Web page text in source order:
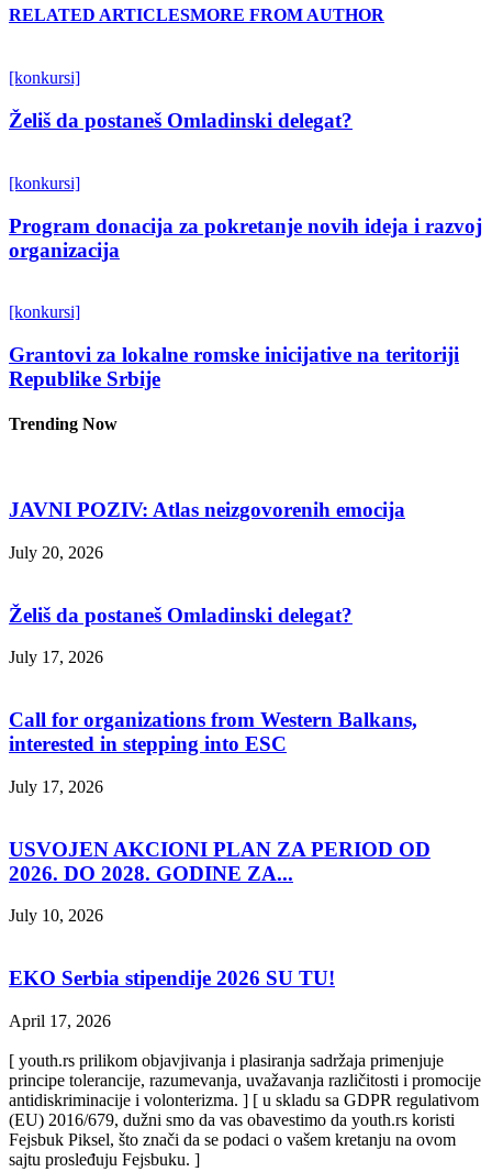
RELATED ARTICLESMORE FROM AUTHOR
[konkursi]
Želiš da postaneš Omladinski delegat?
[konkursi]
Program donacija za pokretanje novih ideja i razvoj
organizacija
[konkursi]
Grantovi za lokalne romske inicijative na teritoriji
Republike Srbije
Trending Now
JAVNI POZIV: Atlas neizgovorenih emocija
July 20, 2026
Želiš da postaneš Omladinski delegat?
July 17, 2026
Call for organizations from Western Balkans,
interested in stepping into ESC
July 17, 2026
USVOJEN AKCIONI PLAN ZA PERIOD OD
2026. DO 2028. GODINE ZA...
July 10, 2026
EKO Serbia stipendije 2026 SU TU!
April 17, 2026
[ youth.rs prilikom objavjivanja i plasiranja sadržaja primenjuje
principe tolerancije, razumevanja, uvažavanja različitosti i promocije
antidiskriminacije i volonterizma. ] [ u skladu sa GDPR regulativom
(EU) 2016/679, dužni smo da vas obavestimo da youth.rs koristi
Fejsbuk Piksel, što znači da se podaci o vašem kretanju na ovom
sajtu prosleđuju Fejsbuku. ]